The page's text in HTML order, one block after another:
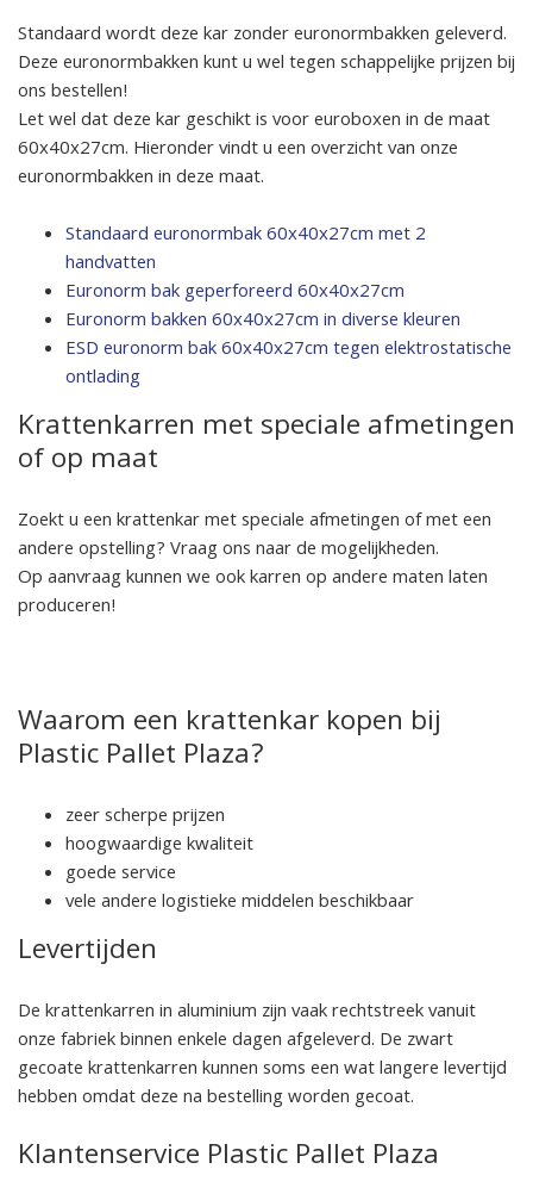
Standaard wordt deze kar zonder euronormbakken geleverd.
Deze euronormbakken kunt u wel tegen schappelijke prijzen bij
ons bestellen!
Let wel dat deze kar geschikt is voor euroboxen in de maat
60x40x27cm. Hieronder vindt u een overzicht van onze
euronormbakken in deze maat.
Standaard euronormbak 60x40x27cm met 2
handvatten
Euronorm bak geperforeerd 60x40x27cm
Euronorm bakken 60x40x27cm in diverse kleuren
ESD euronorm bak 60x40x27cm tegen elektrostatische
ontlading
Krattenkarren met speciale afmetingen
of op maat
Zoekt u een krattenkar met speciale afmetingen of met een
andere opstelling? Vraag ons naar de mogelijkheden.
Op aanvraag kunnen we ook karren op andere maten laten
produceren!
Waarom een krattenkar kopen bij
Plastic Pallet Plaza?
zeer scherpe prijzen
hoogwaardige kwaliteit
goede service
vele andere logistieke middelen beschikbaar
Levertijden
De krattenkarren in aluminium zijn vaak rechtstreek vanuit
onze fabriek binnen enkele dagen afgeleverd. De zwart
gecoate krattenkarren kunnen soms een wat langere levertijd
hebben omdat deze na bestelling worden gecoat.
Klantenservice Plastic Pallet Plaza